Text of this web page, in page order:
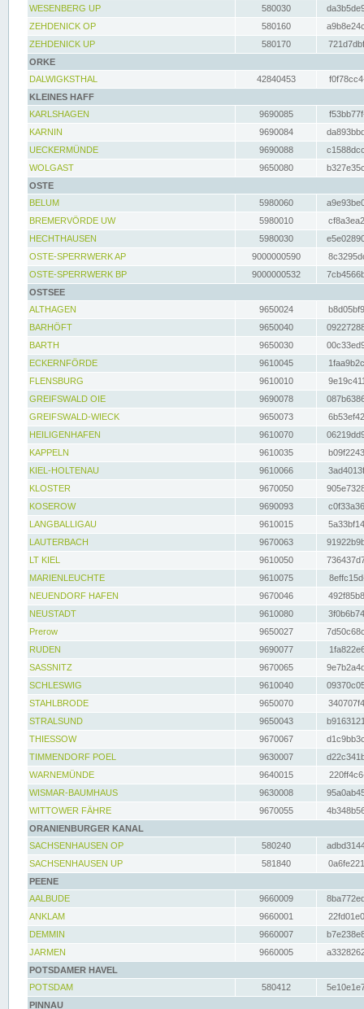
WESENBERG UP
580030
ZEHDENICK OP
580160
ZEHDENICK UP
580170
ORKE
DALWIGKSTHAL
42840453
KLEINES HAFF
KARLSHAGEN
9690085
KARNIN
9690084
UECKERMÜNDE
9690088
WOLGAST
9650080
OSTE
BELUM
5980060
BREMERVÖRDE UW
5980010
HECHTHAUSEN
5980030
OSTE-SPERRWERK AP
9000000590
OSTE-SPERRWERK BP
9000000532
OSTSEE
ALTHAGEN
9650024
BARHÖFT
9650040
BARTH
9650030
ECKERNFÖRDE
9610045
FLENSBURG
9610010
GREIFSWALD OIE
9690078
GREIFSWALD-WIECK
9650073
HEILIGENHAFEN
9610070
KAPPELN
9610035
KIEL-HOLTENAU
9610066
KLOSTER
9670050
KOSEROW
9690093
LANGBALLIGAU
9610015
LAUTERBACH
9670063
LT KIEL
9610050
MARIENLEUCHTE
9610075
NEUENDORF HAFEN
9670046
NEUSTADT
9610080
Prerow
9650027
RUDEN
9690077
SASSNITZ
9670065
SCHLESWIG
9610040
STAHLBRODE
9650070
STRALSUND
9650043
THIESSOW
9670067
TIMMENDORF POEL
9630007
WARNEMÜNDE
9640015
WISMAR-BAUMHAUS
9630008
WITTOWER FÄHRE
9670055
ORANIENBURGER KANAL
SACHSENHAUSEN OP
580240
SACHSENHAUSEN UP
581840
PEENE
AALBUDE
9660009
ANKLAM
9660001
DEMMIN
9660007
JARMEN
9660005
POTSDAMER HAVEL
POTSDAM
580412
PINNAU